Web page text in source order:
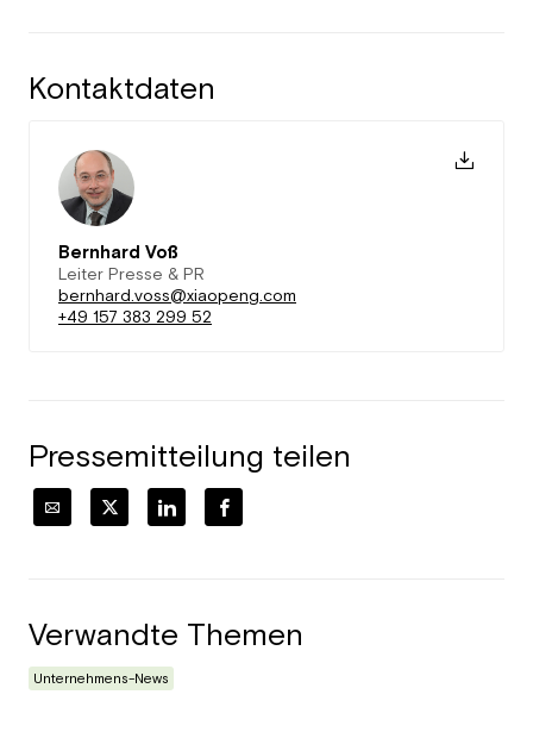
Kontaktdaten
Bernhard Voß
Leiter Presse & PR
bernhard.voss@xiaopeng.com
+49 157 383 299 52
Pressemitteilung teilen
Verwandte Themen
Unternehmens-News